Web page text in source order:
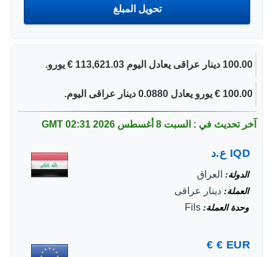
100.00 دينار عراقى يعادل اليوم 113,621.03 € يورو.
100.00 € يورو يعادل 0.0880 دينار عراقى اليوم.
آخر تحديث في : السبت 8 أغسطس 2026 02:31 GMT
IQD ع.د
الدولة العراق
العملة دينار عراقى
وحدة العملة Fils
EUR
€
€